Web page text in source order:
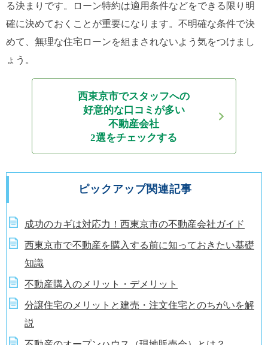
る決まりです。ローン特約は適用条件などをできる限り明
確に決めておくことが重要になります。不明確な条件で決
めて、無理な住宅ローンを組まされないよう気をつけまし
ょう。
西東京市でスタッフへの
好意的な口コミが多い
不動産会社
2選をチェックする
ピックアップ関連記事
成功のカギは対応力！西東京市の不動産会社ガイド
西東京市で不動産を購入する前に知っておきたい基礎
知識
不動産購入のメリット・デメリット
分譲住宅のメリットと建売・注文住宅とのちがいを解
説